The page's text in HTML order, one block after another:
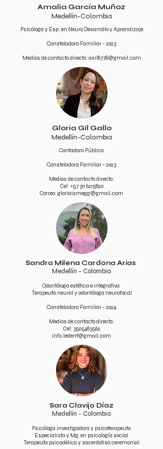
Amalia García Muñoz
Medellín-Colombia
Psicóloga y Esp. en Neuro Desarrollo y Aprendizaje
Consteladora Familiar - 2023
Medios de contacto directo: axil8778@gmail.com
Gloria Gil Gallo
Medellín-Colombia
Contadora Pública
Consteladora Familiar - 2023
Medios de contacto directo:
Cel: +57 311 6215820
Correo: gloriaismegg@gmail.com
Sandra Milena Cardona Arias
Medellín - Colombia
Odontóloga estética e integrativa
Terapeuta neural y odontóloga neurofocal
Consteladora Familiar - 2024
Medios de contacto directo:
Cel: 3505483562
info.ledent@gmail.com
Sara Clavijo Díaz
Medellín - Colombia
Psicóloga investigadora y psicoterapeuta
Especialista y Mg. en psicología social
Terapeuta psicodélica y sacerdotisa ceremonial